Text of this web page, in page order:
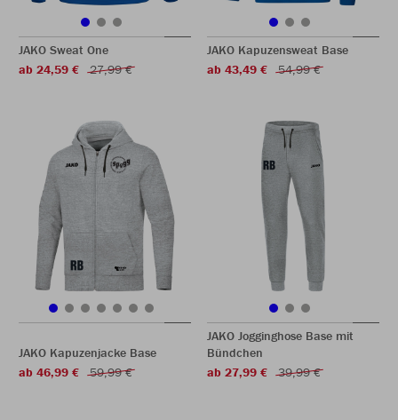
JAKO Sweat One
ab 24,59 €
27,99 €
JAKO Kapuzensweat Base
ab 43,49 €
54,99 €
JAKO Kapuzenjacke Base
ab 46,99 €
59,99 €
JAKO Jogginghose Base mit
Bündchen
ab 27,99 €
39,99 €